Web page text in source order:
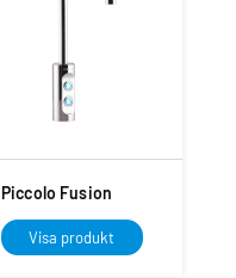
Piccolo Fusion
Visa produkt